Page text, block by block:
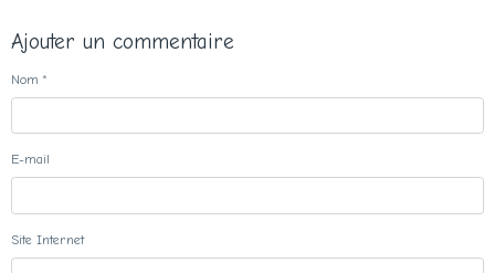
Ajouter un commentaire
Nom
E-mail
Site Internet